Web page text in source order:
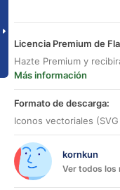
Licencia Premium de
Hazte Premium y
Más información
Formato de descarga:
Iconos vectoriales
kornkun
Ver todos los